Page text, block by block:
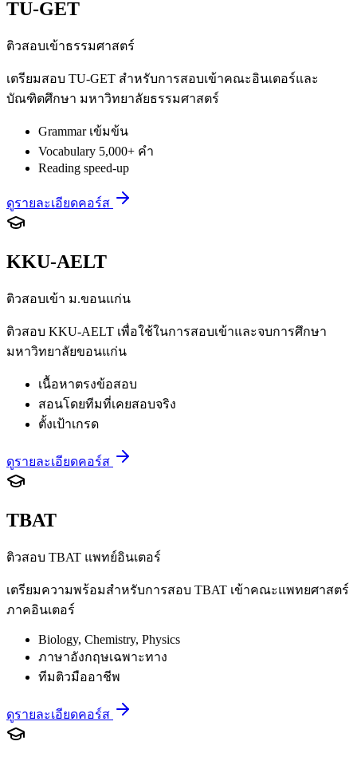
TU-GET
ติวสอบเข้าธรรมศาสตร์
เตรียมสอบ TU-GET สำหรับการสอบเข้าคณะอินเตอร์และ
บัณฑิตศึกษา มหาวิทยาลัยธรรมศาสตร์
Grammar เข้มข้น
Vocabulary 5,000+ คำ
Reading speed-up
ดูรายละเอียดคอร์ส
KKU-AELT
ติวสอบเข้า ม.ขอนแก่น
ติวสอบ KKU-AELT เพื่อใช้ในการสอบเข้าและจบการศึกษา
มหาวิทยาลัยขอนแก่น
เนื้อหาตรงข้อสอบ
สอนโดยทีมที่เคยสอบจริง
ตั้งเป้าเกรด
ดูรายละเอียดคอร์ส
TBAT
ติวสอบ TBAT แพทย์อินเตอร์
เตรียมความพร้อมสำหรับการสอบ TBAT เข้าคณะแพทยศาสตร์
ภาคอินเตอร์
Biology, Chemistry, Physics
ภาษาอังกฤษเฉพาะทาง
ทีมติวมืออาชีพ
ดูรายละเอียดคอร์ส